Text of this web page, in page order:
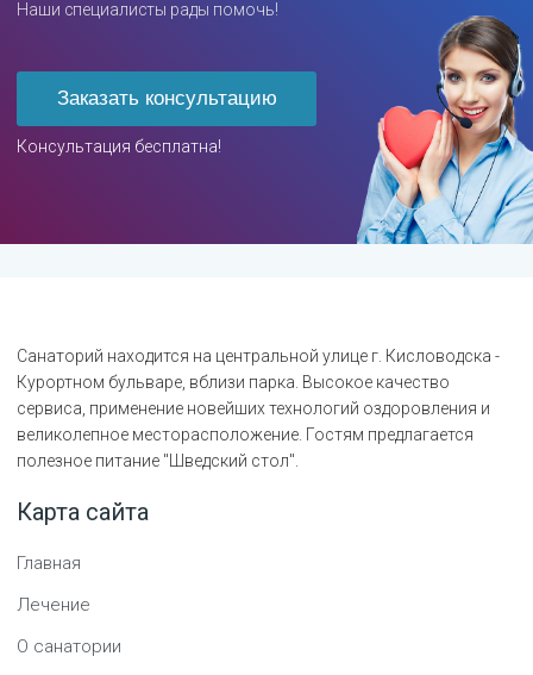
Наши специалисты рады помочь!
Заказать консультацию
Консультация бесплатна!
Санаторий находится на центральной улице г. Кисловодска -
Курортном бульваре, вблизи парка. Высокое качество
сервиса, применение новейших технологий оздоровления и
великолепное месторасположение. Гостям предлагается
полезное питание "Шведский стол".
Карта сайта
Главная
Лечение
О санатории